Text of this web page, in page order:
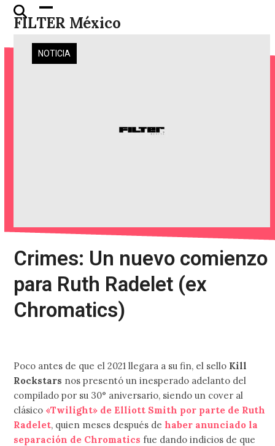
Skip
FILTER México
Open
mobile
menu
Close
mobile
menu
NOTICIA
Crimes: Un nuevo comienzo
para Ruth Radelet (ex
Chromatics)
Poco antes de que el 2021 llegara a su fin, el sello Kill
Rockstars nos presentó un inesperado adelanto del
compilado por su 30° aniversario, siendo un cover al
clásico «Twilight» de Elliott Smith por parte de Ruth
Radelet, quien meses después de haber anunciado la
separación de Chromatics fue dando indicios de que